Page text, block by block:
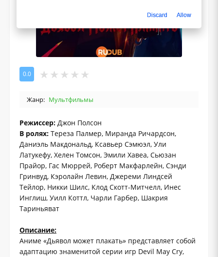
0.0
Жанр: Мультфильмы
Режиссер: Джон Полсон
В ролях: Тереза ​​Палмер, Миранда Ричардсон,
Даниэль Макдональд, Ксавьер Сэмюэл, Ули
Латукефу, Хелен Томсон, Эмили Хавеа, Сьюзан
Прайор, Гас Мюррей, Роберт Макфарлейн, Сэнди
Гринвуд, Кэролайн Левин, Джереми Линдсей
Тейлор, Никки Шилс, Клод Скотт-Митчелл, Инес
Инглиш, Уилл Коттл, Чарли Гарбер, Шакрия
Тариньяват
Описание:
Аниме «Дьявол может плакать» представляет собой
адаптацию знаменитой серии игр Devil May Cry,
Discard Allow